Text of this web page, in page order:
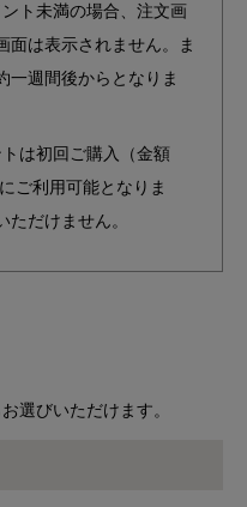
ト未満の場合、注文画
面は表示されません。ま
一週間後からとなりま
は初回ご購入（金額
ご利用可能となりま
だけません。
選びいただけます。